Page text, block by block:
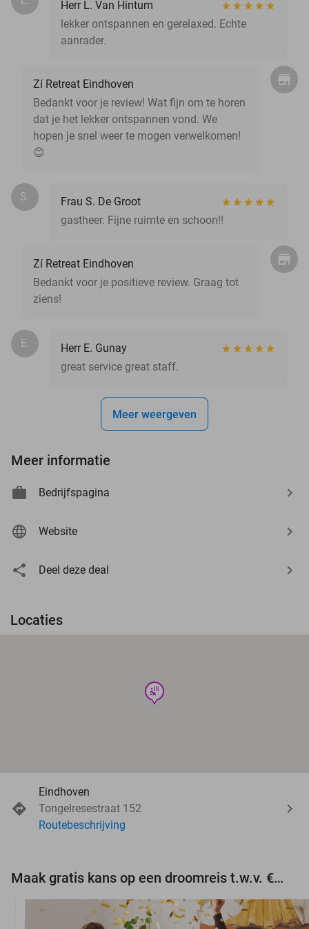
Herr L. Van Hintum
lekker ontspannen en gerelaxed. Echte
aanrader.
Zí Retreat Eindhoven
Bedankt voor je review! Wat fijn om te horen
dat je het lekker ontspannen vond. We
hopen je snel weer te mogen verwelkomen!
😊
S.
Frau S. De Groot
gastheer. Fijne ruimte en schoon!!
Zí Retreat Eindhoven
Bedankt voor je positieve review. Graag tot
ziens!
E.
Herr E. Gunay
great service great staff.
Meer weergeven
Meer informatie
Bedrijfspagina
Website
Deel deze deal
Locaties
wellness
Eindhoven
Tongelresestraat 152
Routebeschrijving
Maak gratis kans op een droomreis t.w.v. €3.000!